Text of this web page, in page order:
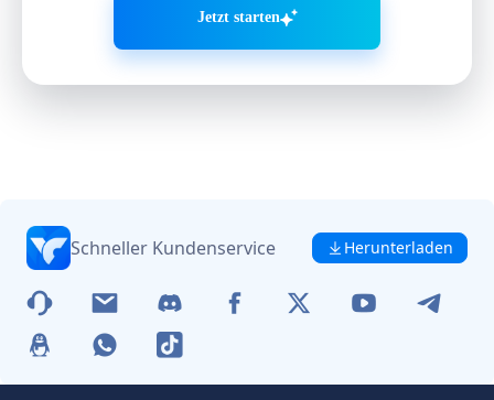
Jetzt starten
Schneller Kundenservice Herunterladen